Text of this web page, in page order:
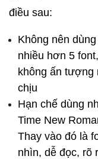
điều sau:
Không nên
nhiều hơn 5
không ấn tượng
chịu
Hạn chế dùng
Time New
Thay vào đó là
nhìn, dễ đọc, rõ